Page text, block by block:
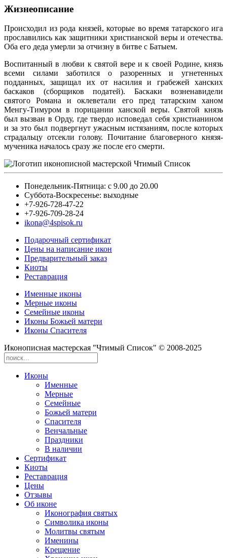
Жизнеописание
Происходил из рода князей, которые во время татарского ига
прославились как защитники христианской веры и отечества.
Оба его деда умерли за отчизну в битве с Батыем.
Воспитанный в любви к святой вере и к своей Родине, князь
всеми силами заботился о разоренных и угнетенных
подданных, защищал их от насилия и грабежей ханских
баскаков (сборщиков податей). Баскаки возненавидели
святого Романа и оклеветали его пред татарским ханом
Менгу-Тимуром в порицании ханской веры. Святой князь
был вызван в Орду, где твердо исповедал себя христианином
и за это был подвергнут ужасным истязаниям, после которых
страдальцу отсекли голову. Почитание благоверного князя-
мученика началось сразу же после его смерти.
Понедельник-Пятница: с 9.00 до 20.00
Суббота-Воскресенье: выходные
+7-926-728-47-22
+7-926-709-28-24
ikona@4spisok.ru
Подарочный сертификат
Цены на написание икон
Предварительный заказ
Киоты
Реставрация
Именные иконы
Мерные иконы
Семейные иконы
Иконы Божьей матери
Иконы Спасителя
Иконописная мастерская "Чтимый Список" © 2008-2025
Иконы
Именные
Мерные
Семейные
Божьей матери
Спасителя
Венчальные
Праздники
В наличии
Сертификат
Киоты
Реставрация
Цены
Отзывы
Об иконе
Иконография святых
Символика иконы
Молитвы святым
Именины
Крещение